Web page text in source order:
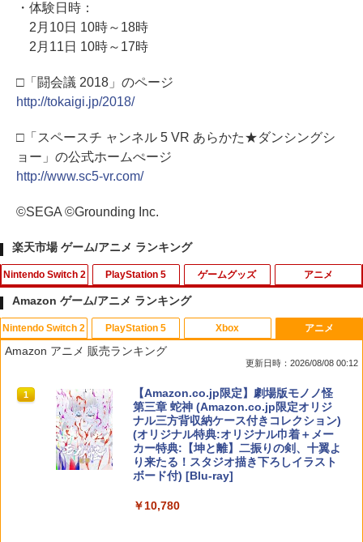
・体験日時：
2月10日 10時～18時
2月11日 10時～17時
□「闘会議 2018」のページ
http://tokaigi.jp/2018/
□「スペースチ ャンネル 5 VR あらかた★ダンシングシ
ョー」の公式ホームぺージ
http://www.sc5-vr.com/
©SEGA ©Grounding Inc.
楽天市場 ゲーム/アニメ ランキング
Nintendo Switch 2
1
Switch2 保護フィルム スイッチ2 保護フ
ィルム switch2 フィルム Switch2 ガラ
スフィルム スイッチ2 フィルム ガイド
アクセサリー Nintendo Switch2 ケース
可 透明 ブルーライト カット 99％ FIRM
E
￥1,000
【特典】STEINS;GATE RE:BOOT Swi
PlayStation 5 ゲームグッズ アニメ
Amazon ゲーム/アニメ ランキング
Nintendo Switch 2
1
スプラトゥーン レイダース|オンライン
コード版
￥5,832
スプラトゥーン レイダース -Switch2
PlayStation 5
1
PlayStation 5 デジタル・エディション
日本語専用 Console Language: Japan
ese only (CFI-2200B01)
￥55,000
Beast of Reincarnation -PS5 【特典】
Xbox
1
【純正品】Xbox ワイヤレス コントロー
ラー + USB-C® ケーブル
￥8,300
ラー (ロボット ホワイト)
アニメ
Amazon アニメ 販売ランキング
更新日時：2026/08/08 00:12
1
【Amazon.co.jp限定】劇場版モノノ怪
第三章 蛇神 (Amazon.co.jp限定オリジ
ナル三方背収納ケース付きコレクション)
(オリジナル特典:オリジナル巾着＋メー
カー特典:【坤と離】二振りの剣、十翼よ
り来たる！スタジオ描き下ろしイラスト
ボード付) [Blu-ray]
￥10,780